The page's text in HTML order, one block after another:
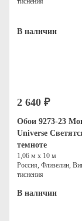
В наличии
2 640 ₽
Обои 9273-23
Universe
темноте
1,06 м х 10 м
Россия, Флизелин,
тиснения
В наличии